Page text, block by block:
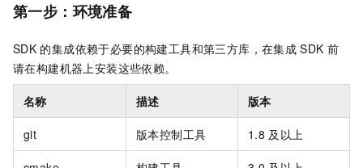
第一步：环境准备
SDK 的集成依赖于必要的构建工具和第三方库，在集成 SDK 前
请在构建机器上安装这些依赖。
名称 描述 版本
git 版本控制工具 1.8 及以上